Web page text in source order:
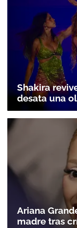
Shakira
desata una
Ariana
madre tras